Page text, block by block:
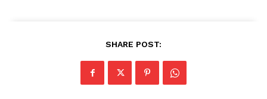
SHARE POST: